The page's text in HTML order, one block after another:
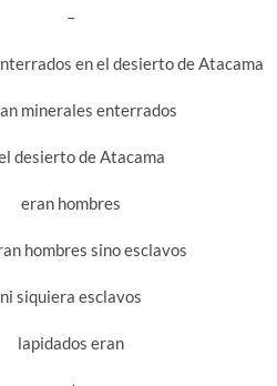
–
en el desierto de Atacama
minerales enterrados
desierto de Atacama
eran hombres
hombres sino esclavos
ni siquiera esclavos
lapidados eran